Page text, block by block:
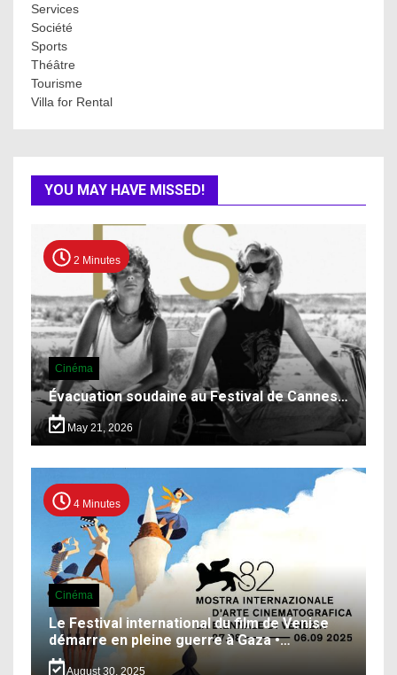
Services
Société
Sports
Théâtre
Tourisme
Villa for Rental
YOU MAY HAVE MISSED!
2 Minutes
Cinéma
Évacuation soudaine au Festival de Cannes…
May 21, 2026
4 Minutes
Cinéma
Le Festival international du film de Venise
démarre en pleine guerre à Gaza •…
August 30, 2025